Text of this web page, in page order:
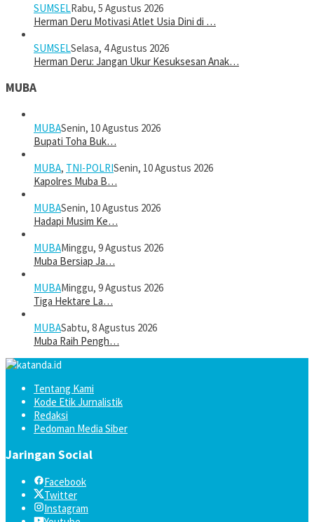
SUMSELRabu, 5 Agustus 2026
Herman Deru Motivasi Atlet Usia Dini di …
SUMSELSelasa, 4 Agustus 2026
Herman Deru: Jangan Ukur Kesuksesan Anak…
MUBA
MUBASenin, 10 Agustus 2026
Bupati Toha Buk…
MUBA, TNI-POLRISenin, 10 Agustus 2026
Kapolres Muba B…
MUBASenin, 10 Agustus 2026
Hadapi Musim Ke…
MUBAMinggu, 9 Agustus 2026
Muba Bersiap Ja…
MUBAMinggu, 9 Agustus 2026
Tiga Hektare La…
MUBASabtu, 8 Agustus 2026
Muba Raih Pengh…
Tentang Kami
Kode Etik Jurnalistik
Redaksi
Pedoman Media Siber
Jaringan Social
Facebook
Twitter
Instagram